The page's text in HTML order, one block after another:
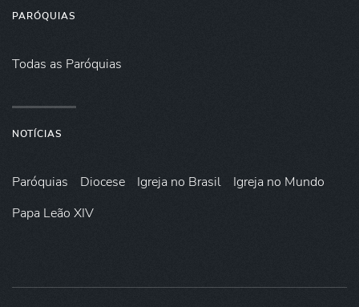
PARÓQUIAS
Todas as Paróquias
NOTÍCIAS
Paróquias Diocese Igreja no Brasil
Igreja no Mundo
Papa Leão XIV